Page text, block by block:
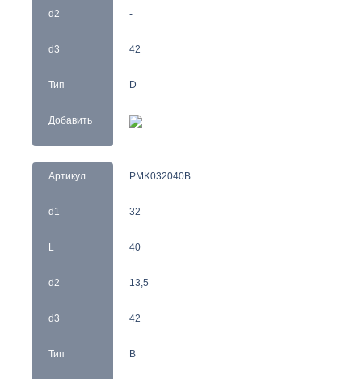
d2
d3
Тип
Добавить
-
42
D
Артикул
d1
L
d2
d3
Тип
PMK032040B
32
40
13,5
42
B